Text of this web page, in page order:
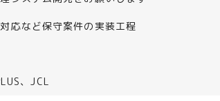
応など保守案件の実装工程
、JCL